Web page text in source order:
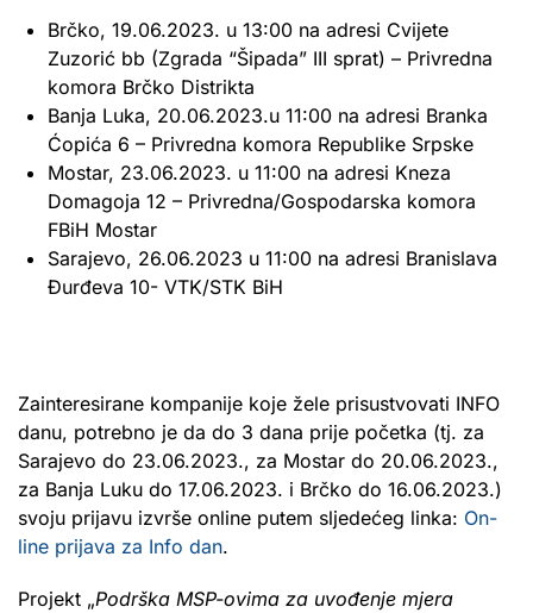
Brčko, 19.06.2023. u 13:00 na adresi Cvijete
Zuzorić bb (Zgrada “Šipada” III sprat) – Privredna
komora Brčko Distrikta
Banja Luka, 20.06.2023.u 11:00 na adresi Branka
Ćopića 6 – Privredna komora Republike Srpske
Mostar, 23.06.2023. u 11:00 na adresi Kneza
Domagoja 12 – Privredna/Gospodarska komora
FBiH Mostar
Sarajevo, 26.06.2023 u 11:00 na adresi Branislava
Đurđeva 10- VTK/STK BiH
Zainteresirane kompanije koje žele prisustvovati INFO
danu, potrebno je da do 3 dana prije početka (tj. za
Sarajevo do 23.06.2023., za Mostar do 20.06.2023.,
za Banja Luku do 17.06.2023. i Brčko do 16.06.2023.)
svoju prijavu izvrše online putem sljedećeg linka: On-
line prijava za Info dan.
Projekt „Podrška MSP-ovima za uvođenje mjera